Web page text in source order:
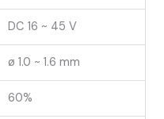
DC 16 ~ 45 V
ø 1.0 ~ 1.6 mm
60%